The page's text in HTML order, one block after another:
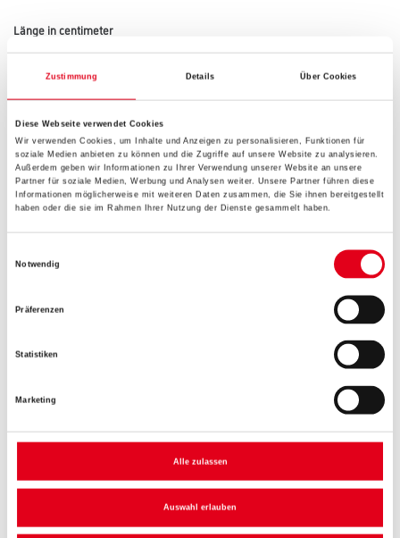
Zustimmung Details Über Cookies
Diese Webseite verwendet Cookies
Wir verwenden Cookies, um Inhalte und Anzeigen zu personalisieren, Funktionen für
soziale Medien anbieten zu können und die Zugriffe auf unsere Website zu analysieren.
Außerdem geben wir Informationen zu Ihrer Verwendung unserer Website an unsere
Partner für soziale Medien, Werbung und Analysen weiter. Unsere Partner führen diese
Informationen möglicherweise mit weiteren Daten zusammen, die Sie ihnen bereitgestellt
haben oder die sie im Rahmen Ihrer Nutzung der Dienste gesammelt haben.
Notwendig
Präferenzen
Statistiken
Marketing
Alle zulassen
Auswahl erlauben
Länge in centimeter
Breite in centimeter
Höhe in centimeter
Gebinde
PRODUKTEIGENSCHAFTEN